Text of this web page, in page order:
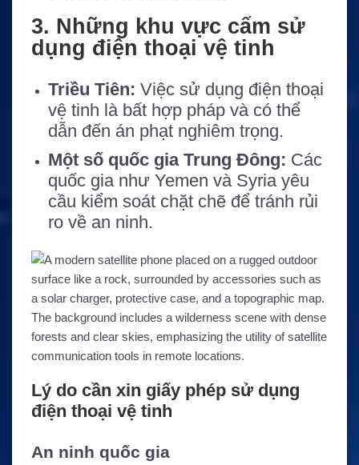
3. Những khu vực cấm sử
dụng điện thoại vệ tinh
Triều Tiên: Việc sử dụng điện thoại
vệ tinh là bất hợp pháp và có thể
dẫn đến án phạt nghiêm trọng.
Một số quốc gia Trung Đông: Các
quốc gia như Yemen và Syria yêu
cầu kiểm soát chặt chẽ để tránh rủi
ro về an ninh.
Lý do cần xin giấy phép sử dụng
điện thoại vệ tinh
An ninh quốc gia